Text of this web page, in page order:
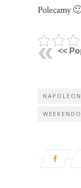
Polecamy
<<